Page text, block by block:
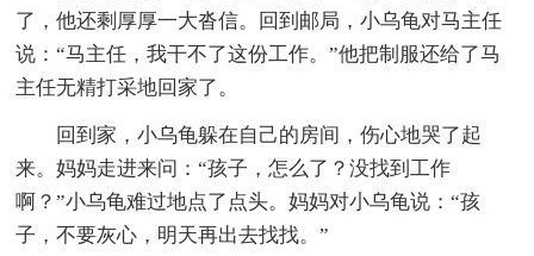
了，他还剩厚厚一大沓信。回到邮局，小乌龟对马主任
说：“马主任，我干不了这份工作。”他把制服还给了马
主任无精打采地回家了。
回到家，小乌龟躲在自己的房间，伤心地哭了起
来。妈妈走进来问：“孩子，怎么了？没找到工作
啊？”小乌龟难过地点了点头。妈妈对小乌龟说：“孩
子，不要灰心，明天再出去找找。”